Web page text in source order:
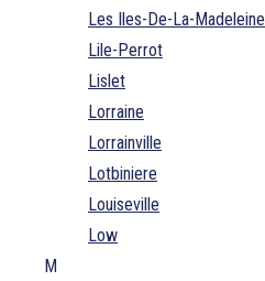
Les Iles-De-La-Madeleine
Lile-Perrot
Lislet
Lorraine
Lorrainville
Lotbiniere
Louiseville
Low
M